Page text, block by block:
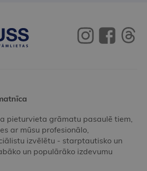
pieturvieta grāmatu pasaulē tiem,
ar mūsu profesionālo,
izvēlētu - starptautisko un
un populārāko izdevumu